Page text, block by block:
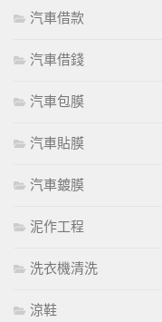
汽車借款
汽車借錢
汽車包膜
汽車貼膜
汽車鍍膜
泥作工程
洗衣機清洗
涼鞋